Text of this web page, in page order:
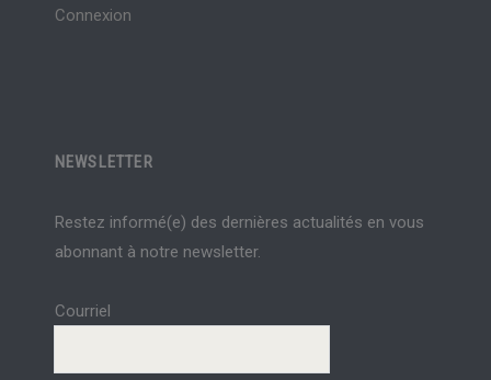
Connexion
NEWSLETTER
Restez informé(e) des dernières actualités en vous
abonnant à notre newsletter.
Courriel